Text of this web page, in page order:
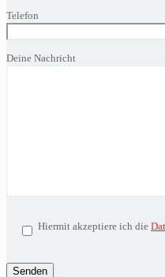
leer.
Telefon
Deine Nachricht
Hiermit akzeptiere ich die